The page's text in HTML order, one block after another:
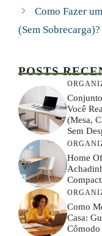
Como Fazer
(Sem Sobrecarga)?
POSTS
Você
(mesa,
Sem
Home
Como
Casa: